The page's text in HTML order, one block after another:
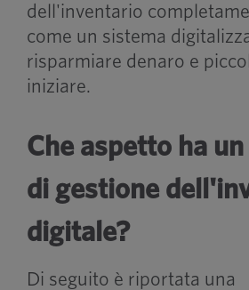
dell'inventario
come un sistema
risparmiare denaro e
iniziare.
Che aspetto ha
di gestione
digitale?
Di seguito è riportata una